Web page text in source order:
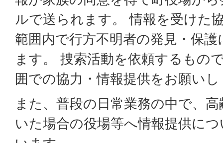
ルで送られます。 情報を受けた
範囲内で行方不明者の発見・保
ます。 捜索活動を依頼するもの
囲での協力・情報提供をお願い
また、普段の日常業務の中で、
いた場合の役場等へ情報提供に